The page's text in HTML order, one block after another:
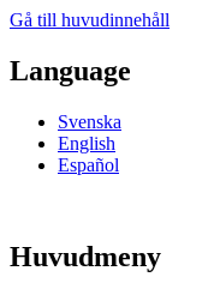
Gå till huvudinnehåll
Language
Svenska
English
Español
Huvudmeny